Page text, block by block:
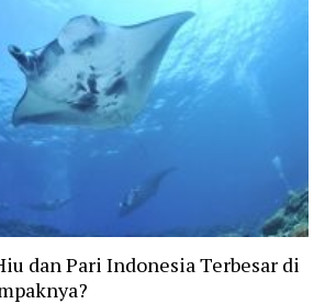
dan Pari Indonesia Terbesar di